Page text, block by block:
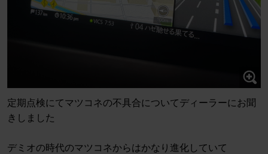
定期点検にてマツコネの不具合についてディーラーにお聞
きしました
デミオの時代のマツコネからはかなり進化していて